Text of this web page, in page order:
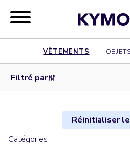
VÊTEMENTS
Filtré par
Réinitialiser
Catégories